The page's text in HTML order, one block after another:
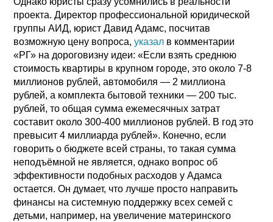
проекта. Директор профессиональной юридической
группы АИД, юрист Давид Адамс, посчитав
возможную цену вопроса,указал в комментарии
«РГ» на дороговизну идеи: «Если взять среднюю
стоимость квартиры в крупном городе, это около 7-8
миллионов рублей, автомобиля — 2 миллиона
рублей, а комплекта бытовой техники — 200 тыс.
рублей, то общая сумма ежемесячных затрат
составит около 300-400 миллионов рублей. В год это
превысит 4 миллиарда рублей». Конечно, если
говорить о бюджете всей страны, то такая сумма
неподъёмной не является, однако вопрос об
эффективности подобных расходов у Адамса
остается. Он думает, что лучше просто направить
финансы на системную поддержку всех семей с
детьми, например, на увеличение материнского